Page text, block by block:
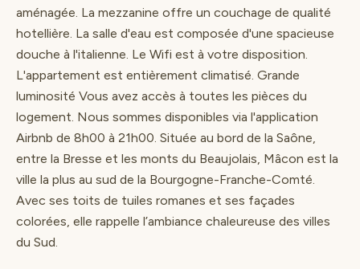
aménagée. La mezzanine offre un couchage de qualité
hotellière. La salle d'eau est composée d'une spacieuse
douche à l'italienne. Le Wifi est à votre disposition.
L'appartement est entièrement climatisé. Grande
luminosité Vous avez accès à toutes les pièces du
logement. Nous sommes disponibles via l'application
Airbnb de 8h00 à 21h00. Située au bord de la Saône,
entre la Bresse et les monts du Beaujolais, Mâcon est la
ville la plus au sud de la Bourgogne-Franche-Comté.
Avec ses toits de tuiles romanes et ses façades
colorées, elle rappelle l’ambiance chaleureuse des villes
du Sud.